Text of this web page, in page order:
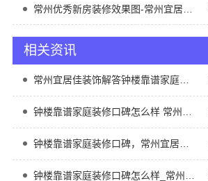
常州优秀新房装修效果图-常州宜居佳装饰
相关资讯
常州宜居佳装饰解答钟楼靠谱家庭装修口碑怎么样
钟楼靠谱家庭装修口碑，常州宜居佳装饰工程有限公司来解读